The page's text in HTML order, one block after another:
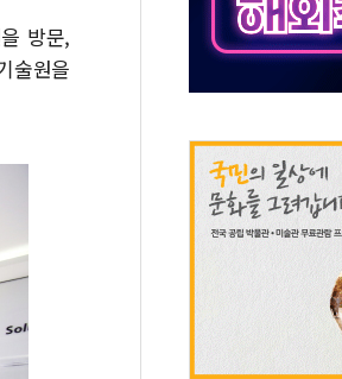
전면 손질… 예술·체육요원 최대 33% 감축
형마트 판매, 역대 최대폭 감소한 9.4%↓…유
의원, '정부 특사'로 콜롬비아 대통령 취임식
하우스' 공방…野 "청년 우롱 기괴" vs 與 "송
방문,
술원을